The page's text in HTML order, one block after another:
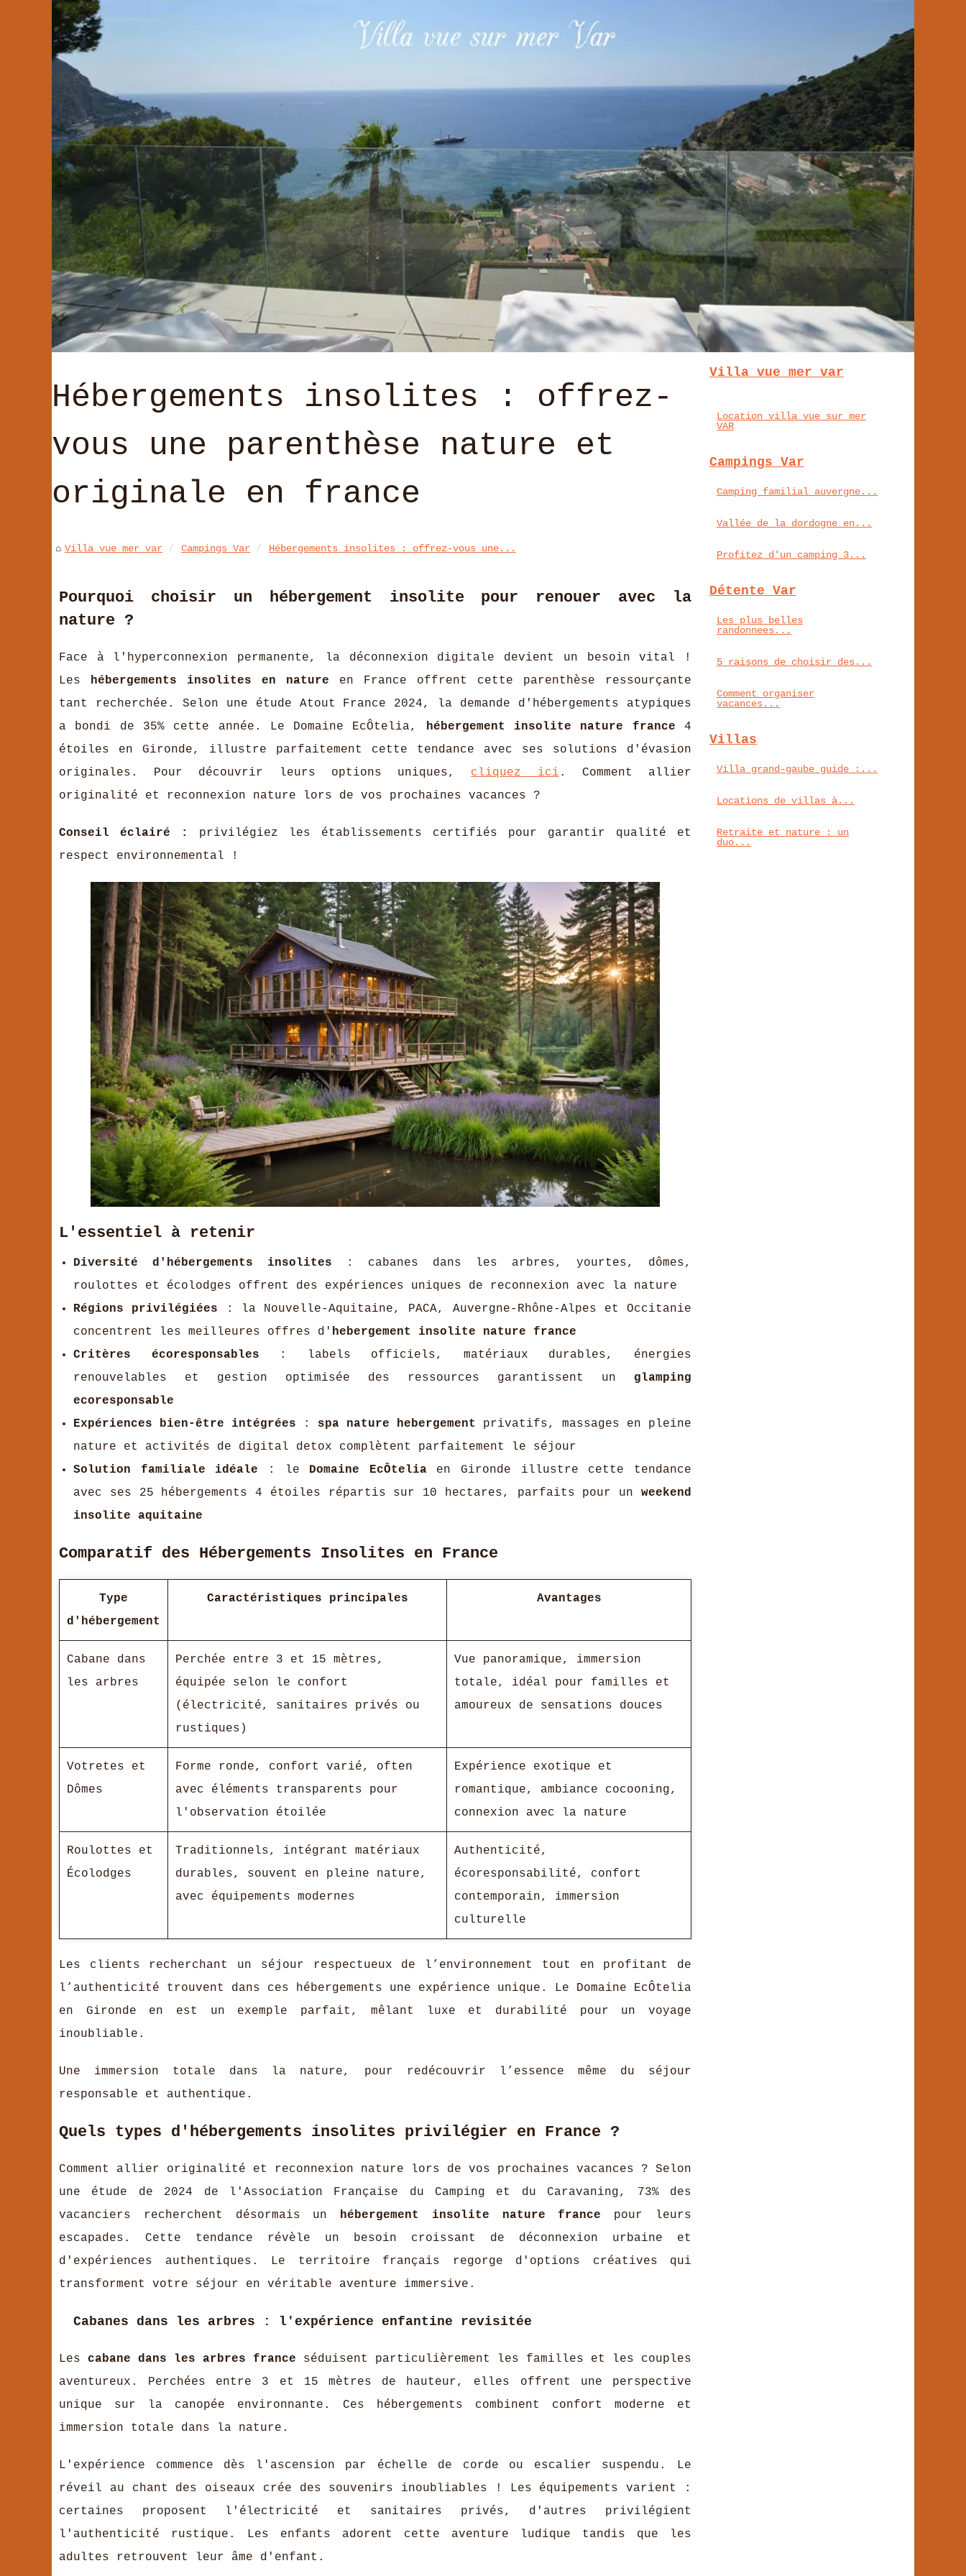
Hébergements insolites : offrez-
vous une parenthèse nature et
originale en france
Villa vue mer var Campings Var Hébergements insolites : offrez-vous une...
Pourquoi choisir un hébergement insolite pour renouer avec la
nature ?
Face à l'hyperconnexion permanente, la déconnexion digitale devient un besoin vital !
Les hébergements insolites en nature en France offrent cette parenthèse ressourçante
tant recherchée. Selon une étude Atout France 2024, la demande d'hébergements atypiques
a bondi de 35% cette année. Le Domaine EcÔtelia, hébergement insolite nature france 4
étoiles en Gironde, illustre parfaitement cette tendance avec ses solutions d'évasion
originales. Pour découvrir leurs options uniques, cliquez ici . Comment allier
originalité et reconnexion nature lors de vos prochaines vacances ?
Conseil éclairé : privilégiez les établissements certifiés pour garantir qualité et
respect environnemental !
L'essentiel à retenir
Diversité d'hébergements insolites : cabanes dans les arbres, yourtes, dômes,
roulottes et écolodges offrent des expériences uniques de reconnexion avec la nature
Régions privilégiées : la Nouvelle-Aquitaine, PACA, Auvergne-Rhône-Alpes et Occitanie
concentrent les meilleures offres d' hebergement insolite nature france
Critères écoresponsables : labels officiels, matériaux durables, énergies
renouvelables et gestion optimisée des ressources garantissent un glamping
ecoresponsable
Expériences bien-être intégrées : spa nature hebergement
privatifs, massages en pleine
nature et activités de digital detox complètent parfaitement le séjour
Solution familiale idéale : le Domaine EcÔteliaen Gironde illustre cette tendance
avec ses 25 hébergements 4 étoiles répartis sur 10 hectares, parfaits pour un weekend
insolite aquitaine
Comparatif des Hébergements Insolites en France
Type
d'hébergement
Caractéristiques principales Avantages
Cabane dans
les arbres
Perchée entre 3 et 15 mètres,
équipée selon le confort
(électricité, sanitaires privés ou
rustiques)
Vue panoramique, immersion
totale, idéal pour familles et
amoureux de sensations douces
Votretes et
Dômes
Forme ronde, confort varié, often
avec éléments transparents pour
l'observation étoilée
Expérience exotique et
romantique, ambiance cocooning,
connexion avec la nature
Roulottes et
Écolodges
Traditionnels, intégrant matériaux
durables, souvent en pleine nature,
avec équipements modernes
Authenticité,
écoresponsabilité, confort
contemporain, immersion
culturelle
Les clients recherchant un séjour respectueux de l’environnement tout en profitant de
l’authenticité trouvent dans ces hébergements une expérience unique. Le Domaine EcÔtelia
en Gironde en est un exemple parfait, mêlant luxe et durabilité pour un voyage
inoubliable.
Une immersion totale dans la nature, pour redécouvrir l’essence même du séjour
responsable et authentique.
Quels types d'hébergements insolites privilégier en France ?
Comment allier originalité et reconnexion nature lors de vos prochaines vacances ? Selon
une étude de 2024 de l'Association Française du Camping et du Caravaning, 73% des
vacanciers recherchent désormais un hébergement insolite nature france pour leurs
escapades. Cette tendance révèle un besoin croissant de déconnexion urbaine et
d'expériences authentiques. Le territoire français regorge d'options créatives qui
transforment votre séjour en véritable aventure immersive.
Cabanes dans les arbres : l'expérience enfantine revisitée
Les cabane dans les arbres france séduisent particulièrement les familles et les couples
aventureux. Perchées entre 3 et 15 mètres de hauteur, elles offrent une perspective
unique sur la canopée environnante. Ces hébergements combinent confort moderne et
immersion totale dans la nature.
L'expérience commence dès l'ascension par échelle de corde ou escalier suspendu. Le
réveil au chant des oiseaux crée des souvenirs inoubliables ! Les équipements varient :
certaines proposent l'électricité et sanitaires privés, d'autres privilégient
l'authenticité rustique. Les enfants adorent cette aventure ludique tandis que les
adultes retrouvent leur âme d'enfant.
Villa vue mer var
Location villa vue sur mer
VAR
Campings Var
Camping familial auvergne...
Vallée de la dordogne en...
Profitez d'un camping 3...
Détente Var
Les plus belles
randonnees...
5 raisons de choisir des...
Comment organiser
vacances...
Villas
Villa grand-gaube guide :...
Locations de villas à...
Retraite et nature : un
duo...